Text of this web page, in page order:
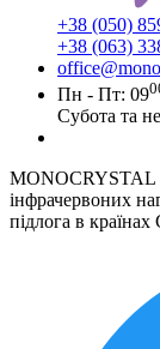
+38 (050)
+38 (063)
Пн - Пт: 09
Субота та
MONOCRYSTAL
інфрачервоних
підлога в